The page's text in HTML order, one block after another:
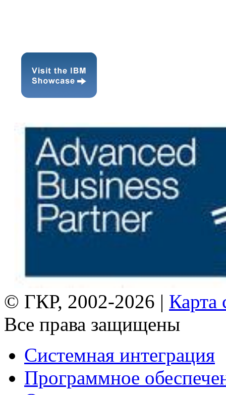
© ГКР, 2002-2026 | Карта
Все права защищены
Системная интеграция
Программное